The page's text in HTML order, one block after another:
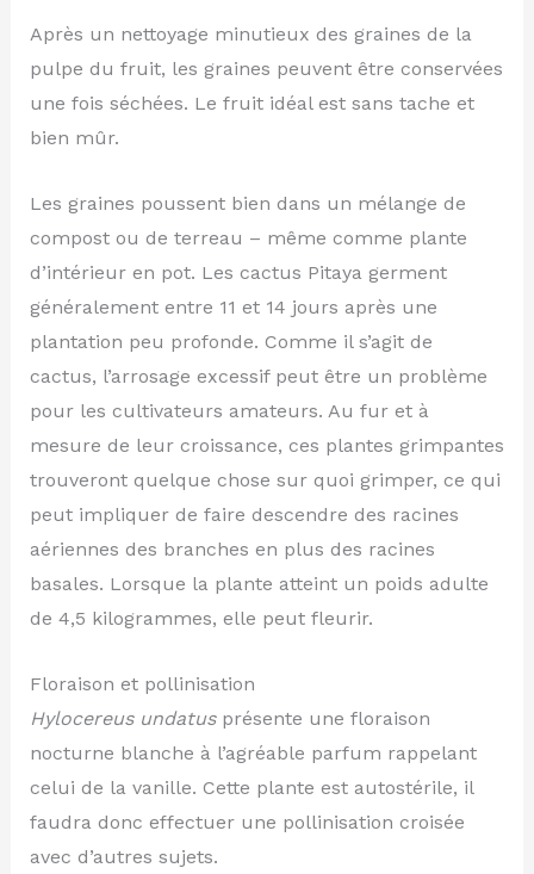
Après un nettoyage minutieux des graines de la
pulpe du fruit, les graines peuvent être conservées
une fois séchées. Le fruit idéal est sans tache et
bien mûr.
Les graines poussent bien dans un mélange de
compost ou de terreau – même comme plante
d’intérieur en pot. Les cactus Pitaya germent
généralement entre 11 et 14 jours après une
plantation peu profonde. Comme il s’agit de
cactus, l’arrosage excessif peut être un problème
pour les cultivateurs amateurs. Au fur et à
mesure de leur croissance, ces plantes grimpantes
trouveront quelque chose sur quoi grimper, ce qui
peut impliquer de faire descendre des racines
aériennes des branches en plus des racines
basales. Lorsque la plante atteint un poids adulte
de 4,5 kilogrammes, elle peut fleurir.
Floraison et pollinisation
Hylocereus undatusprésente une floraison
nocturne blanche à l’agréable parfum rappelant
celui de la vanille. Cette plante est autostérile, il
faudra donc effectuer une pollinisation croisée
avec d’autres sujets.